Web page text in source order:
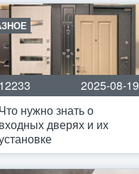
12233
2025-08-19
Что нужно знать о
входных дверях и их